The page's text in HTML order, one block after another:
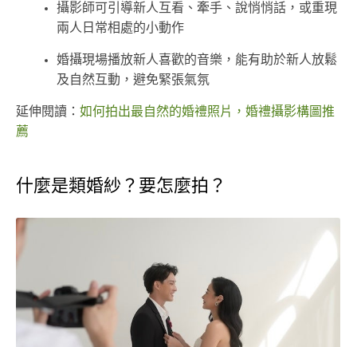
攝影師可引導新人互看、牽手、說悄悄話，或重現
兩人日常相處的小動作
婚攝現場播放新人喜歡的音樂，能有助於新人放鬆
及自然互動，避免緊張氣氛
延伸閱讀： 如何拍出最自然的婚禮照片，婚禮攝影構圖推
薦
什麼是類婚紗？要怎麼拍？